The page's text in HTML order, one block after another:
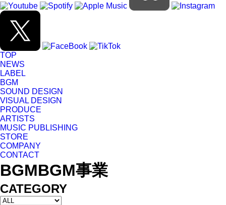
TOP
NEWS
LABEL
BGM
SOUND DESIGN
VISUAL DESIGN
PRODUCE
ARTISTS
MUSIC PUBLISHING
STORE
COMPANY
CONTACT
BGMBGM事業
CATEGORY